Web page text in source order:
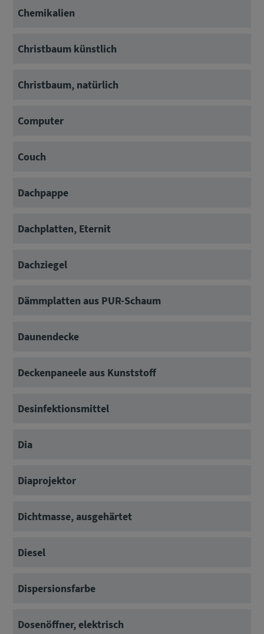
Chemikalien
Christbaum künstlich
Christbaum, natürlich
Computer
Couch
Dachpappe
Dachplatten, Eternit
Dachziegel
Dämmplatten aus PUR-Schaum
Daunendecke
Deckenpaneele aus Kunststoff
Desinfektionsmittel
Dia
Diaprojektor
Dichtmasse, ausgehärtet
Diesel
Dispersionsfarbe
Dosenöffner, elektrisch